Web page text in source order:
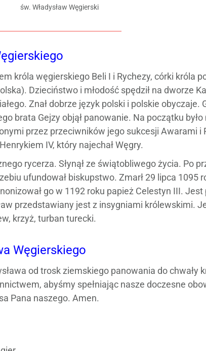
św. Władysław Węgierski
króla węgierskiego Beli I i Rychezy, córki króla
Dzieciństwo i młodość spędził na dworze
Znał dobrze język polski i polskie obyczaje.
brata Gejzy objął panowanie. Na początku
przez przeciwników jego sukcesji Awarami i
IV, który najechał Węgry.
rycerza. Słynął ze świątobliwego życia. Po
ufundował biskupstwo. Zmarł 29 lipca 1095
go w 1192 roku papież Celestyn III.
przedstawiany jest z insygniami królewskimi.
krzyż, turban turecki.
Węgierskiego
od trosk ziemskiego panowania do chwały
abyśmy spełniając nasze doczesne
Pana naszego. Amen.